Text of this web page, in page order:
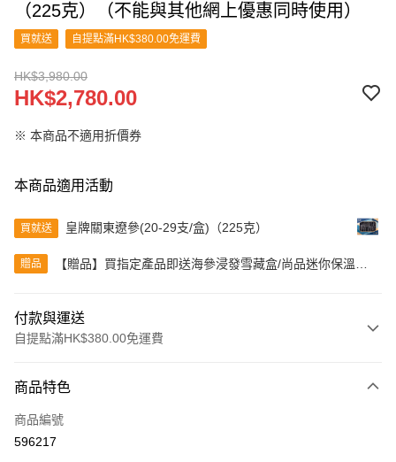
（225克）（不能與其他網上優惠同時使用）
買就送 自提點滿HK$380.00免運費
HK$3,980.00
HK$2,780.00
※ 本商品不適用折價券
本商品適用活動
買就送 皇牌關東遼參(20-29支/盒)（225克）
贈品
【贈品】買指定產品即送海參浸發雪藏盒/尚品迷你保溫杯
付款與運送
自提點滿HK$380.00免運費
信用卡
Apple Pay
商品特色
商品編號
596217